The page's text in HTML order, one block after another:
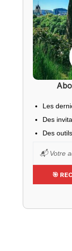
Les
Des
Des